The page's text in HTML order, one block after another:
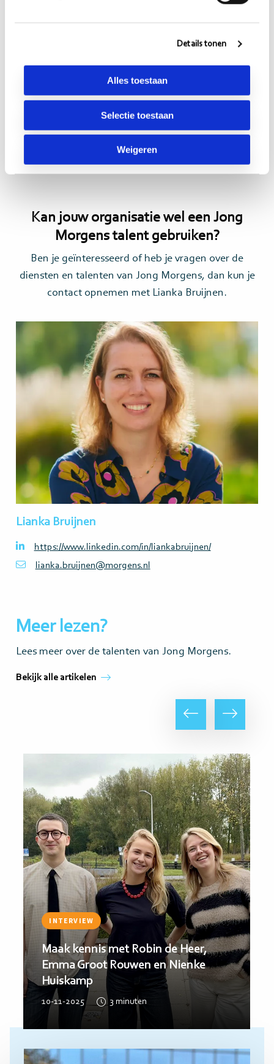
Details tonen
Alles toestaan
Selectie toestaan
Weigeren
nummer waar ik toch elke keer moet meezingen is
‘Know Myself’ van Justine Skye en Vory. Echter kan
ik ook genieten van ‘MANGO’ van KAMAUU en Adi
Oasis. Met dit nummer begint mijn dag altijd goed!”
Kan jouw organisatie wel een Jong
Morgens talent gebruiken?
Ben je geïnteresseerd of heb je vragen over de
diensten en talenten van Jong Morgens, dan kun je
contact opnemen met Lianka Bruijnen.
Lianka Bruijnen
https://www.linkedin.com/in/liankabruijnen/
lianka.bruijnen@morgens.nl
meer>
Meer lezen?
Lees meer over de talenten van Jong Morgens.
Bekijk alle artikelen
Volgende
INTERVIEW
Maak kennis met Casper Linotte,
Noa Herrewijnen en Tess Nannes
28-10-2025 3 minuten
Vorige
Lees